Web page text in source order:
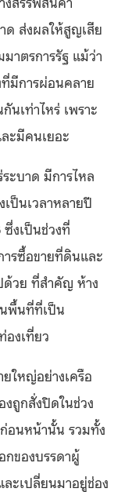
ด ส่งผลให้สูญเสีย
าตรการรัฐ แม้ว่า
มีการผ่อนคลาย
นเท่าไหร่ เพราะ
ะมีคนเยอะ
ะบาด มีการไหล
ป็นเวลาหลายปี
งเป็นช่วงที่
รซื้อขายที่ดินและ
ด้วย ที่สำคัญ ห้าง
นพื้นที่ที่เป็น
องเที่ยว
ใหญ่อย่างเครือ
ถูกสั่งปิดในช่วง
อนหน้านั้น รวมทั้ง
ของบรรดาผู้
ะเปลี่ยนมาอยู่ช่อง